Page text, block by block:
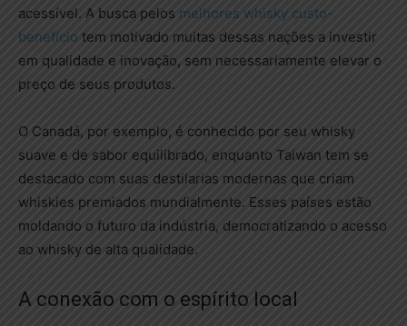
acessível. A busca pelos melhores whisky custo-
benefício tem motivado muitas dessas nações a investir
em qualidade e inovação, sem necessariamente elevar o
preço de seus produtos.
O Canadá, por exemplo, é conhecido por seu whisky
suave e de sabor equilibrado, enquanto Taiwan tem se
destacado com suas destilarias modernas que criam
whiskies premiados mundialmente. Esses países estão
moldando o futuro da indústria, democratizando o acesso
ao whisky de alta qualidade.
A conexão com o espírito local